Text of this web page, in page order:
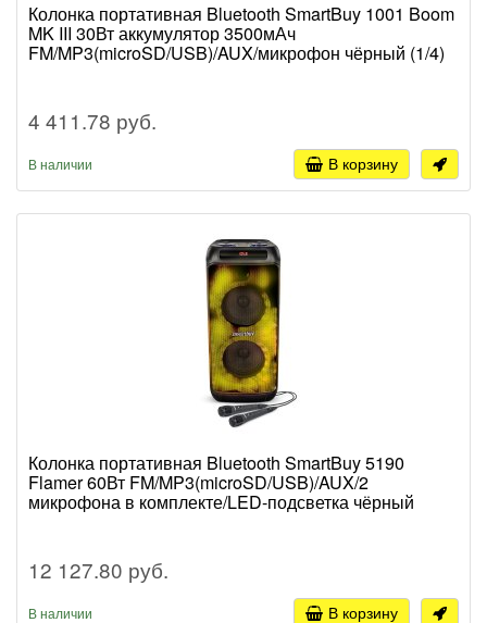
Колонка портативная Bluetooth SmartBuy 1001 Boom
MK III 30Вт аккумулятор 3500мАч
FM/MP3(microSD/USB)/AUX/микрофон чёрный (1/4)
4 411.78 руб.
В наличии В корзину
Колонка портативная Bluetooth SmartBuy 5190
Flamer 60Вт FM/MP3(microSD/USB)/AUX/2
микрофона в комплекте/LED-подсветка чёрный
12 127.80 руб.
В наличии В корзину